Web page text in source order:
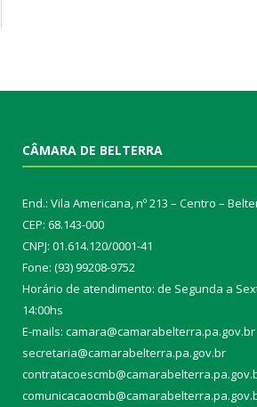
CÂMARA DE BELTERRA
End.: Vila Americana, nº 213 – Centro –
CEP: 68.143-000
CNPJ: 01.614.120/0001-41
Fone: (93) 99208-9752
Horário de atendimento: de Segunda a
14:00hs
E-mails: camara@camarabelterra.pa.gov.br
secretaria@camarabelterra.pa.gov.br